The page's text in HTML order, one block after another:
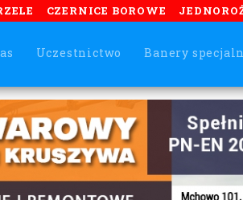
CZERNICE BOROWE
Uczestnictwo Banery